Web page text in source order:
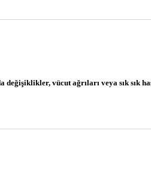
değişiklikler, vücut ağrıları veya sık